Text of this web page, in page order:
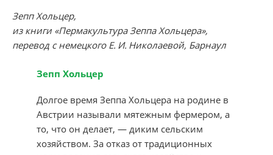
Зепп Хольцер,
из книги «Пермакультура Зеппа Хольцера»,
перевод с немецкого Е. И. Николаевой, Барнаул
Зепп Хольцер
Долгое время Зеппа Хольцера на родине в
Австрии называли мятежным фермером, а
то, что он делает, — диким сельским
хозяйством. За отказ от традиционных